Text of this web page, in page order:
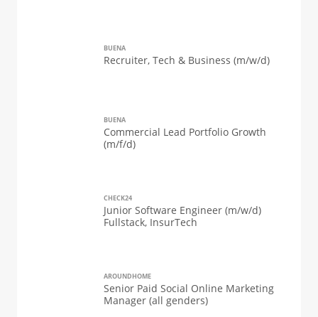
BUENA
Recruiter, Tech & Business (m/w/d)
BUENA
Commercial Lead Portfolio Growth
(m/f/d)
CHECK24
Junior Software Engineer (m/w/d)
Fullstack, InsurTech
AROUNDHOME
Senior Paid Social Online Marketing
Manager (all genders)